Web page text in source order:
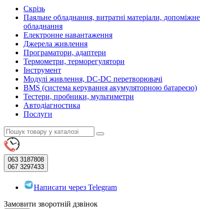
Скрізь
Паяльне обладнання, витратні матеріали, допоміжне
обладнання
Електронне навантаження
Джерела живлення
Програматори, адаптери
Термометри, терморегулятори
Інструмент
Модулі живлення, DC-DC перетворювачі
BMS (система керування акумуляторною батареєю)
Тестери, пробники, мультиметри
Автодіагностика
Послуги
063 3187808
067 3297433
Написати через Telegram
Замовити зворотній дзвінок